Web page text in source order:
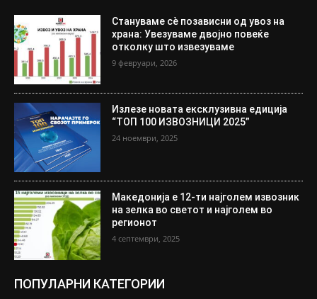
Стануваме сè позависни од увоз на
храна: Увезуваме двојно повеќе
отколку што извезуваме
9 февруари, 2026
Излезе новата ексклузивна едиција
“ТОП 100 ИЗВОЗНИЦИ 2025”
24 ноември, 2025
Македонија е 12-ти најголем извозник
на зелка во светот и најголем во
регионот
4 септември, 2025
ПОПУЛАРНИ КАТЕГОРИИ